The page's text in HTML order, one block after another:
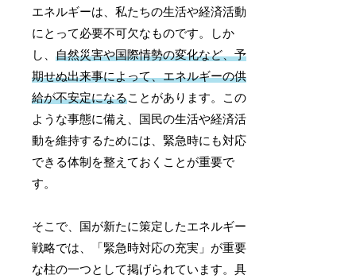
エネルギーは、私たちの生活や経済活動
にとって必要不可欠なものです。しか
し、自然災害や国際情勢の変化など、予
期せぬ出来事によって、エネルギーの供
給が不安定になることがあります。この
ような事態に備え、国民の生活や経済活
動を維持するためには、緊急時にも対応
できる体制を整えておくことが重要で
す。
そこで、国が新たに策定したエネルギー
戦略では、「緊急時対応の充実」が重要
な柱の一つとして掲げられています。具